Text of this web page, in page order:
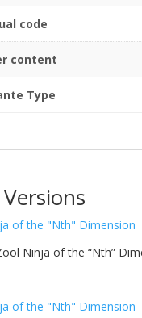
code
content
Type
Ninja of the “Nth”